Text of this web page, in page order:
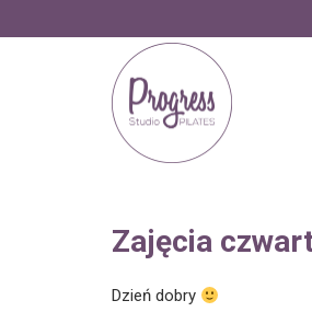
Zajęcia
Dzień dobry